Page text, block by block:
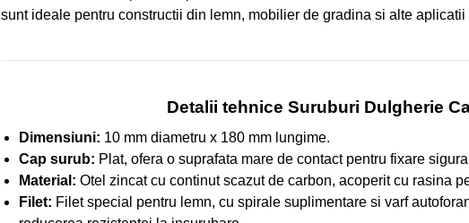
sunt ideale pentru constructii din lemn, mobilier de gradina si alte
Detalii tehnice Suruburi Dulgherie
Dimensiuni: 10 mm diametru x 180 mm lungime.
Cap surub: Plat, ofera o suprafata mare de contact pentru fixare
Material: Otel zincat cu continut scazut de carbon, acoperit cu rasina
Filet: Filet special pentru lemn, cu spirale suplimentare si varf